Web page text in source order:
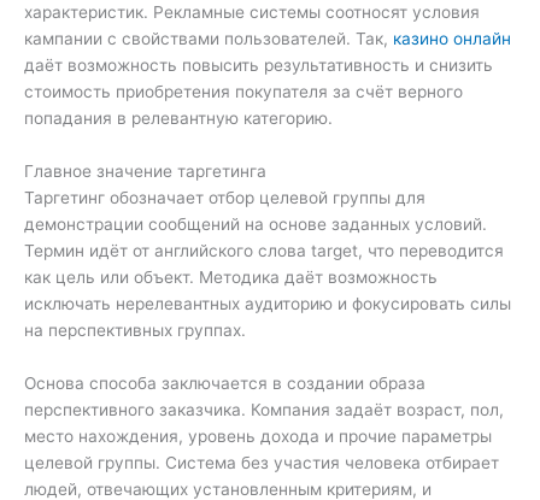
характеристик. Рекламные системы соотносят условия
кампании с свойствами пользователей. Так, казино онлайн
даёт возможность повысить результативность и снизить
стоимость приобретения покупателя за счёт верного
попадания в релевантную категорию.
Главное значение таргетинга
Таргетинг обозначает отбор целевой группы для
демонстрации сообщений на основе заданных условий.
Термин идёт от английского слова target, что переводится
как цель или объект. Методика даёт возможность
исключать нерелевантных аудиторию и фокусировать силы
на перспективных группах.
Основа способа заключается в создании образа
перспективного заказчика. Компания задаёт возраст, пол,
место нахождения, уровень дохода и прочие параметры
целевой группы. Система без участия человека отбирает
людей, отвечающих установленным критериям, и